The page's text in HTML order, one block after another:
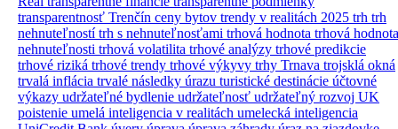
transparentnosť Trenčín ceny bytov trendy v realitách 2025 trh trh
nehnuteľnostítrh s nehnuteľnosťami trhová hodnota trhová hodnota
nehnuteľnosti trhová volatilita trhové analýzy trhové predikcie
trhové riziká trhové trendy trhové výkyvy trhy Trnava trojsklá okná
trvalá inflácia trvalé následky úrazu turistické destinácie účtovné
výkazy udržateľné bydlenie udržateľnosť udržateľný rozvoj UK
poistenie umelá inteligencia v realitách umelecká inteligencia